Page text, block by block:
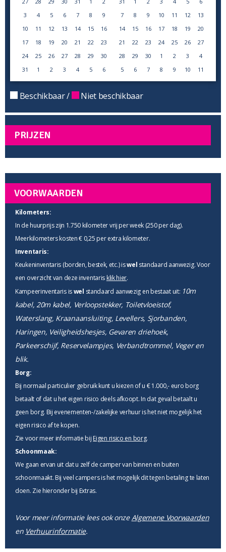
3
4 5 6 7 8
9
10
11 12 13 14 15
16
17
18 19 20 21 22
23
24
25 26 27 28 29
30
31
1 2 3 4 5 6
7
8 9 10 11 12
13
14
15 16 17 18 19
20
21
22 23 24 25 26
27
28
29 30 1 2 3
4
5
6 7 8 9 10 11
Beschikbaar / Niet beschikbaar
PRIJZEN
VOORWAARDEN
Kilometers:
In de huurprijs zijn 1.750 kilometer vrij per week (250 per dag).
Meerkilometers kosten € 0,25 per extra kilometer.
Inventaris:
Keukeninventaris (borden, bestek, etc.) iswel standaard aanwezig. Voor
een overzicht van deze inventaris klik hier.
Kampeerinventaris iswel standaard aanwezig en bestaat uit: 10m
kabel, 20m kabel, Verloopstekker, Toiletvloeistof,
Waterslang, Kraanaansluiting, Levellers, Sjorbanden,
Haringen, Veiligheidshesjes, Gevaren driehoek,
Parkeerschijf, Reservelampjes, Verbandtrommel, Veger en
blik.
Borg:
Bij normaal particulier gebruik kunt u kiezen of u € 1.000,- euro borg
betaalt of dat u het eigen risico deels afkoopt. In dat geval betaalt u
geen borg. Bij evenementen-/zakelijke verhuur is het niet mogelijk het
eigen risico af te kopen.
Zie voor meer informatie bij Eigen risico en borg.
Schoonmaak:
We gaan ervan uit dat u zelf de camper van binnen en buiten
schoonmaakt. Bij veel campers is het mogelijk dit tegen betaling te laten
doen. Zie hieronder bij Extras.
Voor meer informatie lees ook onzeAlgemene Voorwaarden
en Verhuurinformatie.